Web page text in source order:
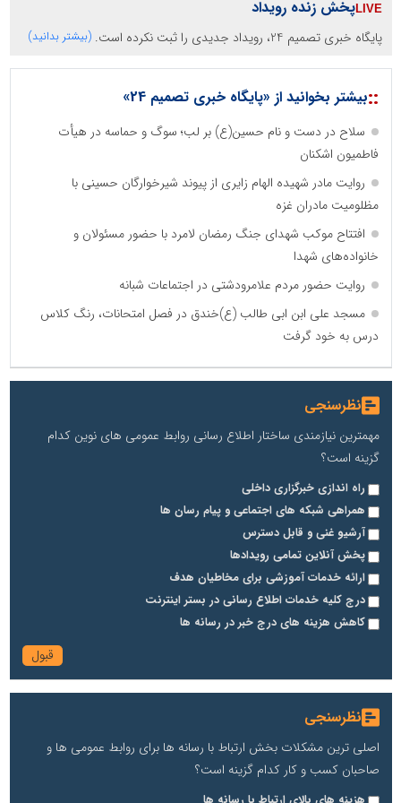
پخش زنده رویداد
پایگاه خبری تصمیم 24، رویداد جدیدی را ثبت نکرده است. (بیشتر بدانید)
::بیشتر بخوانید از «پایگاه خبری تصمیم 24»
سلاح در دست و نام حسین(ع) بر لب؛ سوگ و حماسه در هیأت
فاطمیون اشکنان
روایت مادر شهیده الهام زایری از پیوند شیرخوارگان حسینی با
مظلومیت مادران غزه
افتتاح موکب شهدای جنگ رمضان لامرد با حضور مسئولان و
خانواده‌های شهدا
روایت حضور مردم علامرودشتی در اجتماعات شبانه
مسجد علی ابن ابی طالب (ع)خندق در فصل امتحانات، رنگ کلاس
درس به خود گرفت
نظرسنجی
مهمترین نیازمندی ساختار اطلاع رسانی روابط عمومی های نوین کدام
گزینه است؟
راه اندازی خبرگزاری داخلی
همراهی شبکه های اجتماعی و پیام رسان ها
آرشیو غنی و قابل دسترس
پخش آنلاین تمامی رویدادها
ارائه خدمات آموزشی برای مخاطیان هدف
درج کلیه خدمات اطلاع رسانی در بستر اینترنت
کاهش هزینه های درج خبر در رسانه ها
نظرسنجی
اصلی ترین مشکلات بخش ارتباط با رسانه ها برای روابط عمومی ها و
صاحبان کسب و کار کدام گزینه است؟